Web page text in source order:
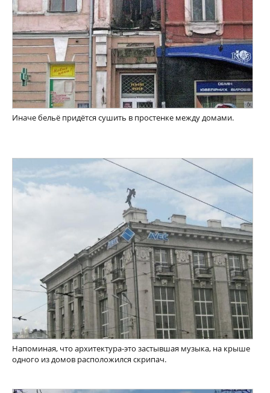
Иначе бельё придётся сушить в простенке между домами.
Напоминая, что архитектура-это застывшая музыка, на крыше
одного из домов расположился скрипач.